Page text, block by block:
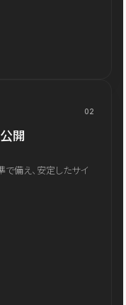
02
開
備え、安定したサイ